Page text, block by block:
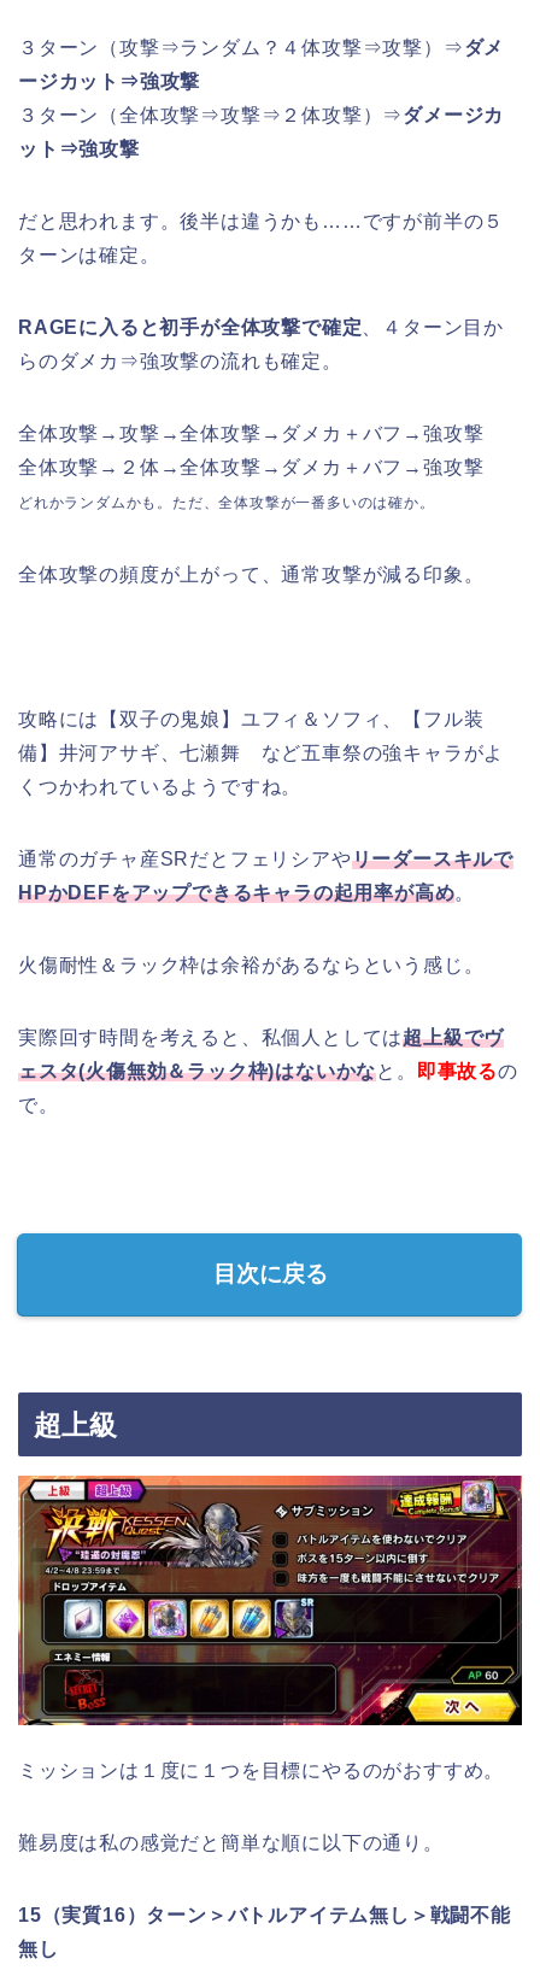
３ターン（攻撃⇒ランダム？４体攻撃⇒攻撃）⇒ダメ
ージカット⇒強攻撃
３ターン（全体攻撃⇒攻撃⇒２体攻撃）⇒ダメージカ
ット⇒強攻撃
だと思われます。後半は違うかも……ですが前半の５
ターンは確定。
RAGEに入ると初手が全体攻撃で確定 、４ターン目か
らのダメカ⇒強攻撃の流れも確定。
全体攻撃→攻撃→全体攻撃→ダメカ＋バフ→強攻撃
全体攻撃→２体→全体攻撃→ダメカ＋バフ→強攻撃
どれかランダムかも。ただ、全体攻撃が一番多いのは確か。
全体攻撃の頻度が上がって、通常攻撃が減る印象。
攻略には【双子の鬼娘】ユフィ＆ソフィ、【フル装
備】井河アサギ、七瀬舞 など五車祭の強キャラがよ
くつかわれているようですね。
通常のガチャ産SRだとフェリシアやリーダースキルで
HPかDEFをアップできるキャラの起用率が高め。
火傷耐性＆ラック枠は余裕があるならという感じ。
実際回す時間を考えると、私個人としては超上級でヴ
ェスタ(火傷無効＆ラック枠)はないかなと。 即事故るの
で。
目次に戻る
超上級
ミッションは１度に１つを目標にやるのがおすすめ。
難易度は私の感覚だと簡単な順に以下の通り。
15（実質16）ターン＞バトルアイテム無し＞戦闘不能
無し